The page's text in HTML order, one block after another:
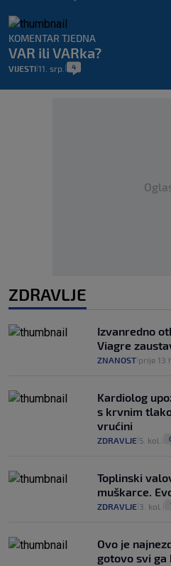
KOMENTAR TJEDNA
VAR ili VARka?
VIJESTI 11. srp. 4
ZDRAVLJE
Izvanredno
Viagre
ZNANOST prije 13
Kardiolog
s krvnim
vrućini
ZDRAVLJE 5. kol.
Toplinski
muškarce.
ZDRAVLJE 3. kol.
Ovo je
gotovo svi